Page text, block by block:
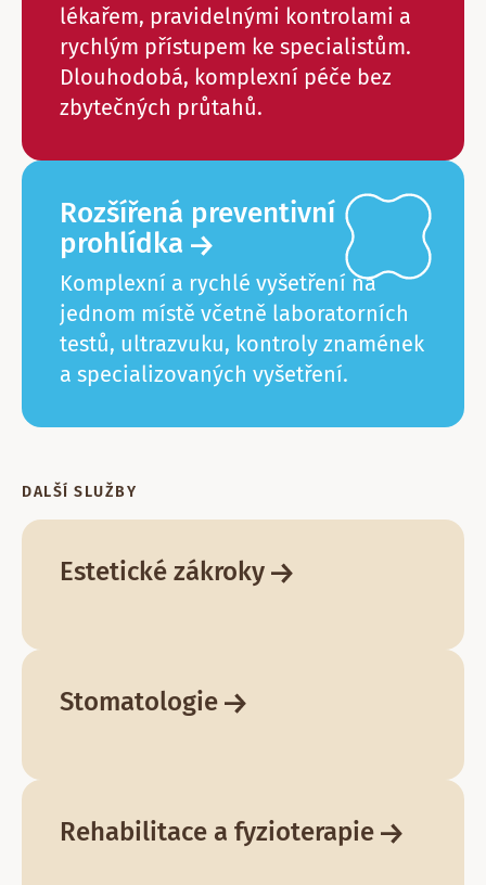
lékařem, pravidelnými kontrolami a
rychlým přístupem ke specialistům.
Dlouhodobá, komplexní péče bez
zbytečných průtahů.
Rozšířená preventivní
prohlídka ⁠
Komplexní a rychlé vyšetření na
jednom místě včetně laboratorních
testů, ultrazvuku, kontroly znamének
a specializovaných vyšetření.
DALŠÍ SLUŽBY
Estetické zákroky ⁠
Stomatologie ⁠
Rehabilitace a fyzioterapie ⁠